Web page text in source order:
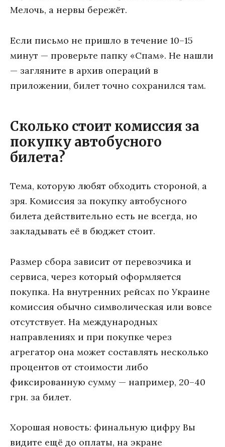
Мелочь, а нервы бережёт.
Если письмо не пришло в течение 10–15
минут — проверьте папку «Спам». Не нашли
— загляните в архив операций в
приложении, билет точно сохранился там.
Сколько стоит комиссия за
покупку автобусного
билета?
Тема, которую любят обходить стороной, а
зря. Комиссия за покупку автобусного
билета действительно есть не всегда, но
закладывать её в бюджет стоит.
Размер сбора зависит от перевозчика и
сервиса, через который оформляется
покупка. На внутренних рейсах по Украине
комиссия обычно символическая или вовсе
отсутствует. На международных
направлениях и при покупке через
агрегатор она может составлять несколько
процентов от стоимости либо
фиксированную сумму — например, 20–40
грн. за билет.
Хорошая новость: финальную цифру Вы
видите ещё до оплаты, на экране